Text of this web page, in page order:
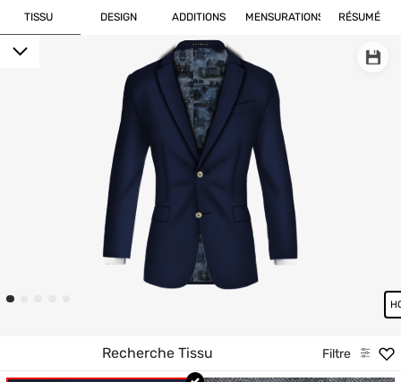
TISSU DESIGN ADDITIONS MENSURATIONS RÉSUMÉ
Filtre